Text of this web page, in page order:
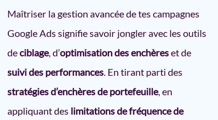
Maîtriser la gestion avancée de tes campagnes
Google Ads signifie savoir jongler avec les outils
deciblage, d’optimisation des enchèreset de
suivi des performances. En tirant parti des
stratégies d’enchères de portefeuille, en
appliquant des limitations de fréquence de